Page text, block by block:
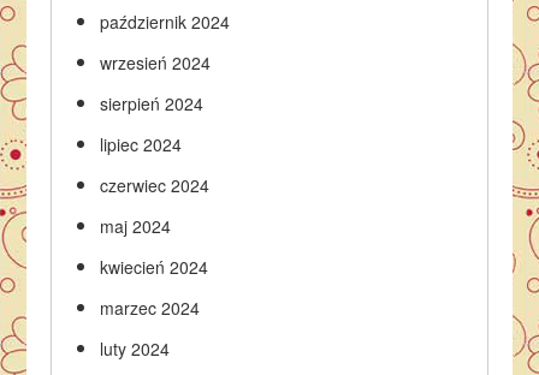
październik 2024
wrzesień 2024
sierpień 2024
lipiec 2024
czerwiec 2024
maj 2024
kwiecień 2024
marzec 2024
luty 2024